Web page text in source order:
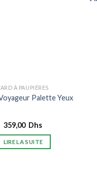
À PAUPIÈRES
Palette Yeux
359,00 Dhs
LIRE LA SUITE